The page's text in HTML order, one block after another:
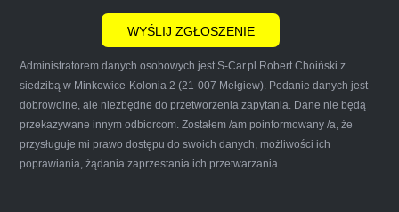
wyrazić opinię na ich temat.
Iwona Górska
Administratorem danych osobowych jest S-Car.pl Robert Choiński z
siedzibą w Minkowice-Kolonia 2 (21-007 Mełgiew). Podanie danych jest
dobrowolne, ale niezbędne do przetworzenia zapytania. Dane nie będą
przekazywane innym odbiorcom. Zostałem /am poinformowany /a, że
przysługuje mi prawo dostępu do swoich danych, możliwości ich
poprawiania, żądania zaprzestania ich przetwarzania.